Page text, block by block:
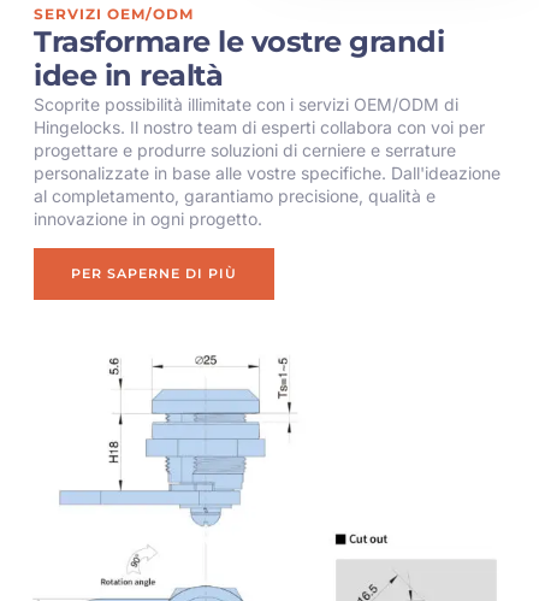
SERVIZI OEM/ODM
Trasformare le vostre grandi
idee in realtà
Scoprite possibilità illimitate con i servizi OEM/ODM di
Hingelocks. Il nostro team di esperti collabora con voi per
progettare e produrre soluzioni di cerniere e serrature
personalizzate in base alle vostre specifiche. Dall'ideazione
al completamento, garantiamo precisione, qualità e
innovazione in ogni progetto.
PER SAPERNE DI PIÙ